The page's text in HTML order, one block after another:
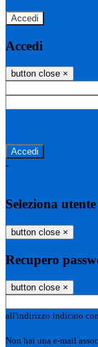
Accedi
Accedi
button close ×
-
Seleziona utente
button close ×
Recupero
button close ×
all'indirizzo indicato
Non hai una e-mail